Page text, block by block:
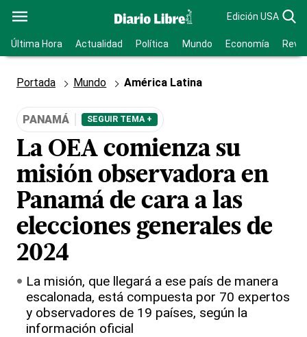
Edición USA
Última Hora Actualidad Política Mundo Economía
Portada Mundo América Latina
PANAMÁ SEGUIR TEMA +
La OEA comienza su
misión observadora en
Panamá de cara a las
elecciones generales de
2024
La misión, que llegará a ese país de manera
escalonada, está compuesta por 70 expertos
y observadores de 19 países, según la
información oficial